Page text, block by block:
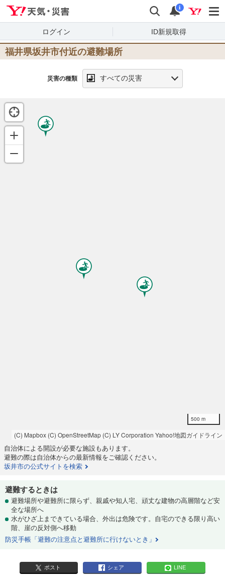
検索 通知
i
ログイン ID新規取得
福井県坂井市付近の避難場所
災害の種類 すべての災害
500 m
(C) Mapbox (C) OpenStreetMap (C) LY Corporation Yahoo!地図ガイドライン
自治体による開設が必要な施設もあります。
避難の際は自治体からの最新情報をご確認ください。
坂井市の公式サイトを検索
避難するときは
避難場所や避難所に限らず、親戚や知人宅、頑丈な建物の高層階など安
全な場所へ
水がひざ上まできている場合、外出は危険です。自宅のできる限り高い
階、崖の反対側へ移動
防災手帳「避難の注意点と避難所に行けないとき」
ポスト シェア LINE